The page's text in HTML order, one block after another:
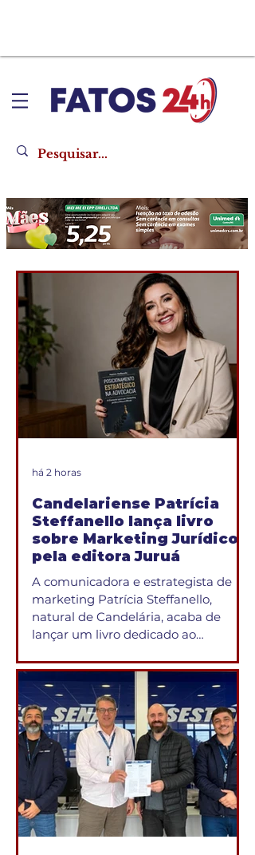
Candelariense Patrícia
Steffanello lança livro
sobre Marketing Jurídico
pela editora Juruá
A comunicadora e estrategista de
marketing Patrícia Steffanello,
natural de Candelária, acaba de
lançar um livro dedicado ao
conhecimentos e experiências
construídos ao longo de sua
trajetória profissional nas áreas de
comunicação, jornalismo e
estratégia de marcas. A obra,
publicada pela Juruá Editora,
aborda temas como
posicionamento, construção de
autoridade, reputação, produção de
conteúdo e comunicação ética para
há 2 horas